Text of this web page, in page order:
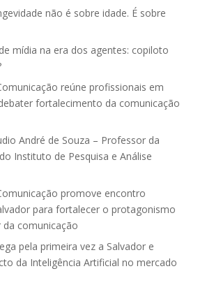
não é sobre idade. É sobre
mídia na era dos agentes: copiloto
reúne profissionais em
fortalecimento da comunicação
André de Souza – Professor da
Instituto de Pesquisa e Análise
promove encontro
para fortalecer o protagonismo
comunicação
pela primeira vez a Salvador e
da Inteligência Artificial no mercado